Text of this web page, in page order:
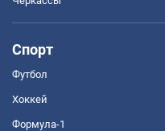
Спорт
Футбол
Хоккей
Формула-1